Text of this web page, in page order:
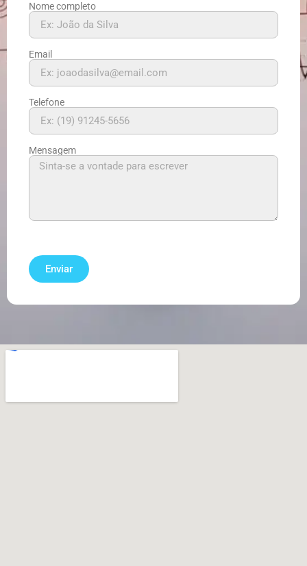
Nome completo
Email
Telefone
Mensagem
Enviar